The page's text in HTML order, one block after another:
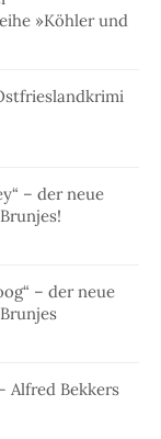
»Köhler und
– der neue
– der neue
Alfred Bekkers